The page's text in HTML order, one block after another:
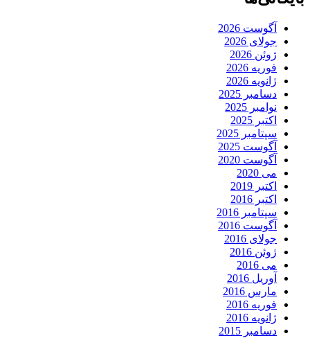
آگوست 2026
جولای 2026
ژوئن 2026
فوریه 2026
ژانویه 2026
دسامبر 2025
نوامبر 2025
اکتبر 2025
سپتامبر 2025
آگوست 2025
آگوست 2020
می 2020
اکتبر 2019
اکتبر 2016
سپتامبر 2016
آگوست 2016
جولای 2016
ژوئن 2016
می 2016
آوریل 2016
مارس 2016
فوریه 2016
ژانویه 2016
دسامبر 2015